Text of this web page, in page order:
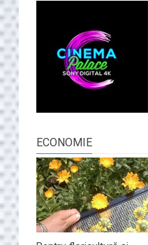
ECONOMIE